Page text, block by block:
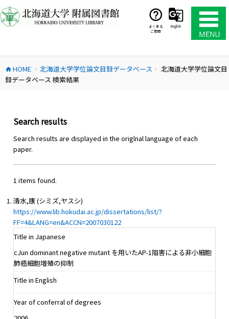
ン
テ
ス
キ
よくある
ご質問
English
home HOME chevron_right 北海道大学学位論文目録データベース chevron_right
北海道大学学位論文目
録データベース 検索結果
Search results
Search results are displayed in the origlnal language of each
paper.
1 items found.
清水,康 (シミズ,ヤスシ)
https://www.lib.hokudai.ac.jp/dissertations/list/?
FF=4&LANG=en&ACCN=2007030122
Title in Japanese
cJun dominant negative mutant を用いたAP-1阻害による非小細胞
肺癌細胞増殖の抑制
Title in English
Year of conferral of degrees